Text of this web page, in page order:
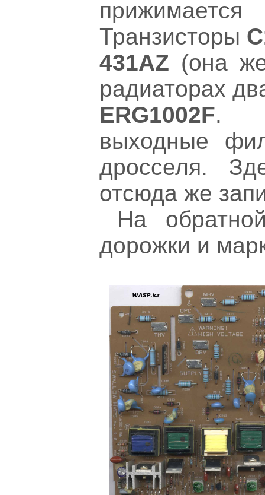
Транзисторы
431AZ (она
радиаторах
ERG1002F.
выходные
дросселя.
отсюда же
На
дорожки и